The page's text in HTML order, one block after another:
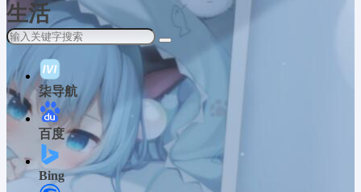
生活
柒导航
百度
Bing